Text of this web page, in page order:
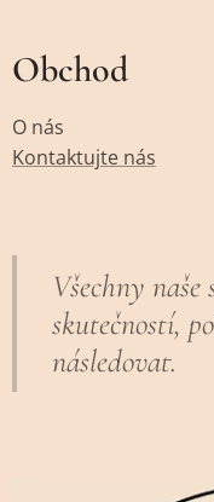
Obchod
O nás
Kontaktujte nás
Všechny
skutečností,
následovat.